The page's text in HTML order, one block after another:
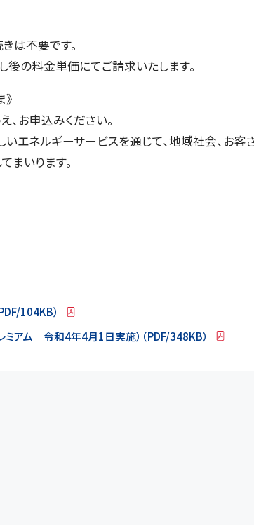
は不要です。
後の料金単価にてご請求いたします。
、お申込みください。
エネルギーサービスを通じて、地域社会、お
いります。
104KB）
アム 令和4年4月1日実施）（PDF/348KB）